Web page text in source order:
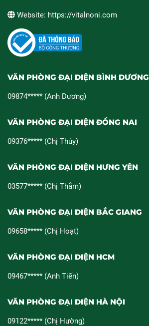
Website: https://vitalnoni.com
VĂN PHÒNG ĐẠI DIỆN BÌNH DƯƠNG
09874***** (Anh Dương)
VĂN PHÒNG ĐẠI DIỆN ĐỒNG NAI
09376***** (Chị Thủy)
VĂN PHÒNG ĐẠI DIỆN HƯNG YÊN
03577***** (Chị Thắm)
VĂN PHÒNG ĐẠI DIỆN BẮC GIANG
09658***** (Chị Hoạt)
VĂN PHÒNG ĐẠI DIỆN HCM
09467***** (Anh Tiến)
VĂN PHÒNG ĐẠI DIỆN HÀ NỘI
09122***** (Chị Hường)